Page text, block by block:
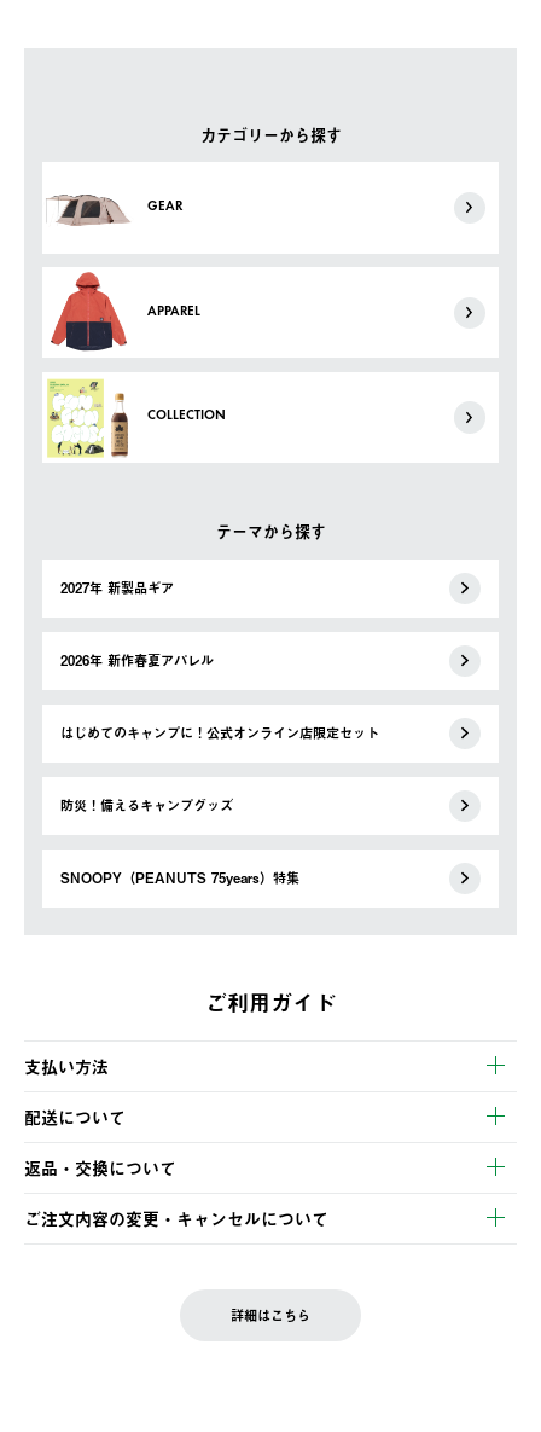
カテゴリーから探す
GEAR
APPAREL
COLLECTION
テーマから探す
2027年 新製品ギア
2026年 新作春夏アパレル
はじめてのキャンプに！公式オンライン店限定セット
防災！備えるキャンプグッズ
SNOOPY（PEANUTS 75years）特集
ご利用ガイド
支払い方法
以下のいずれかの方法でお支払いいただけます。
・クレジットカード決済
・コンビニ決済
・Pay-easy決済
配送について
【発送スケジュール】
ご注文・ご入金完了より2営業日以内に商品を発送いたします。
土日祝の発送はございませんので、木曜日以降のご注文は週明け
の発送となる場合がございます。
返品・交換について
※お客様都合の場合
お客様都合の返品にかかる送料は、お客様ご負担とさせていただ
ご注文内容の変更・キャンセルについて
LOGOS FAMILY会員の方は、会員マイページ内 購入履歴画面に
詳細はこちら